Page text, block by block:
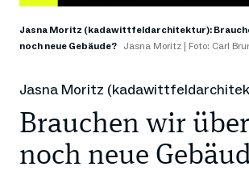
Jasna Moritz (kadawittfeldarchitektur):
noch neue Gebäude?
Jasna Moritz | Foto: Carl
Jasna Moritz
Brauchen wir
noch neue